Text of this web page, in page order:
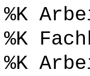
%K
%K
%K